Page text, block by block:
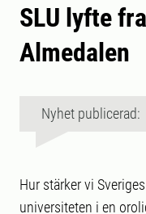
SLU lyfte
Almedalen
Nyhet
Hur stärker vi
universiteten i en